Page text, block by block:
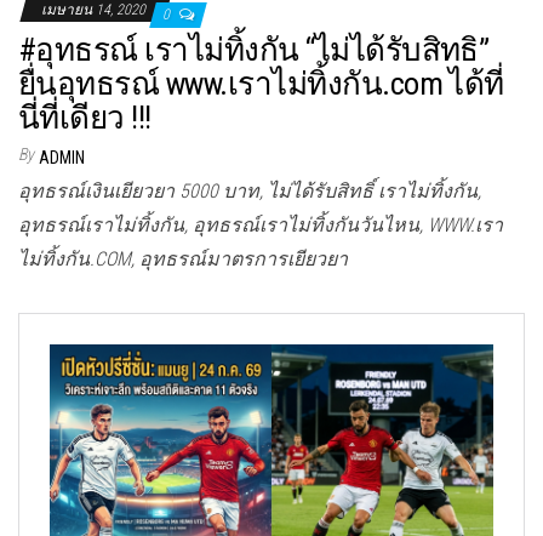
เมษายน 14, 2020 0
#อุทธรณ์ เราไม่ทิ้งกัน “ไม่ได้รับสิทธิ”
ยื่นอุทธรณ์ www.เราไม่ทิ้งกัน.com ได้ที่
นี่ที่เดียว !!!
By ADMIN
อุทธรณ์เงินเยียวยา 5000 บาท, ไม่ได้รับสิทธิ์ เราไม่ทิ้งกัน,
อุทธรณ์เราไม่ทิ้งกัน, อุทธรณ์เราไม่ทิ้งกันวันไหน, WWW.เรา
ไม่ทิ้งกัน.COM, อุทธรณ์มาตรการเยียวยา